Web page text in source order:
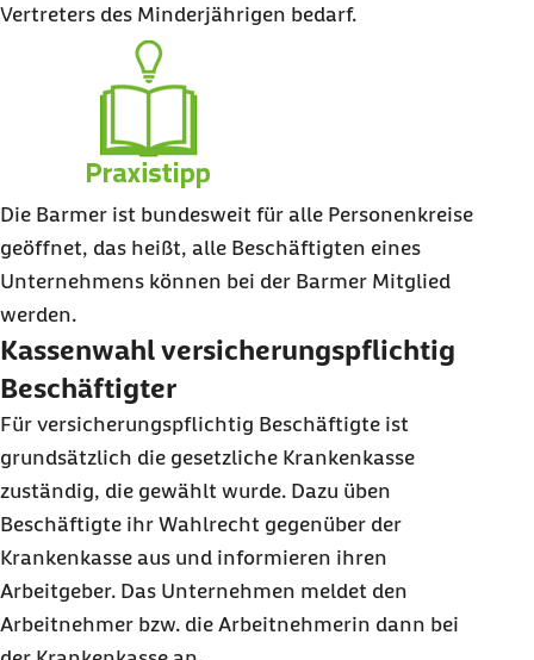
Vertreters des Minderjährigen bedarf.
Die Barmer ist bundesweit für alle Personenkreise
geöffnet, das heißt, alle Beschäftigten eines
Unternehmens können bei der Barmer Mitglied
werden.
Kassenwahl versicherungspflichtig
Beschäftigter
Für versicherungspflichtig Beschäftigte ist
grundsätzlich die gesetzliche Krankenkasse
zuständig, die gewählt wurde. Dazu üben
Beschäftigte ihr Wahlrecht gegenüber der
Krankenkasse aus und informieren ihren
Arbeitgeber. Das Unternehmen meldet den
Arbeitnehmer bzw. die Arbeitnehmerin dann bei